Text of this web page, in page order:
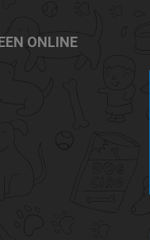
ONLINE